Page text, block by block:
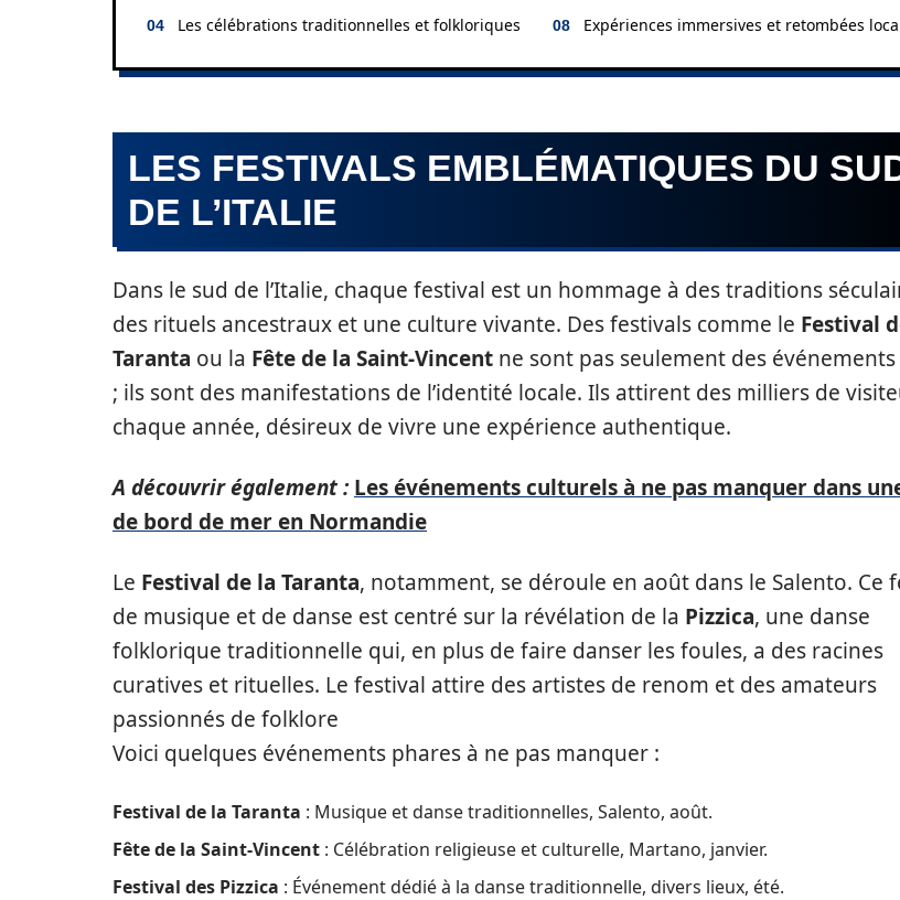
Les célébrations traditionnelles et folkloriques
Expériences immersives et retombées
LES FESTIVALS EMBLÉMATIQUES DU
DE L’ITALIE
Dans le sud de l’Italie, chaque festival est un hommage à des traditions
des rituels ancestraux et une culture vivante. Des festivals comme le Festival
Taranta ou la Fête de la Saint-Vincent ne sont pas seulement des
; ils sont des manifestations de l’identité locale. Ils attirent des milliers de
chaque année, désireux de vivre une expérience authentique.
A découvrir également : Les événements culturels à ne pas manquer dans
de bord de mer en Normandie
Le Festival de la Taranta, notamment, se déroule en août dans le Salento. Ce
de musique et de danse est centré sur la révélation de la Pizzica, une danse
folklorique traditionnelle qui, en plus de faire danser les foules, a des racines
curatives et rituelles. Le festival attire des artistes de renom et des amateurs
passionnés de folklore
Voici quelques événements phares à ne pas manquer :
Festival de la Taranta : Musique et danse traditionnelles, Salento, août.
Fête de la Saint-Vincent : Célébration religieuse et culturelle, Martano, janvier.
Festival des Pizzica : Événement dédié à la danse traditionnelle, divers lieux, été.